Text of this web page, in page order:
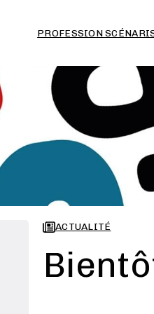
PROFESSION
ACTUALITÉ